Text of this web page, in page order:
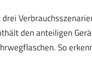
den anteiligen
So